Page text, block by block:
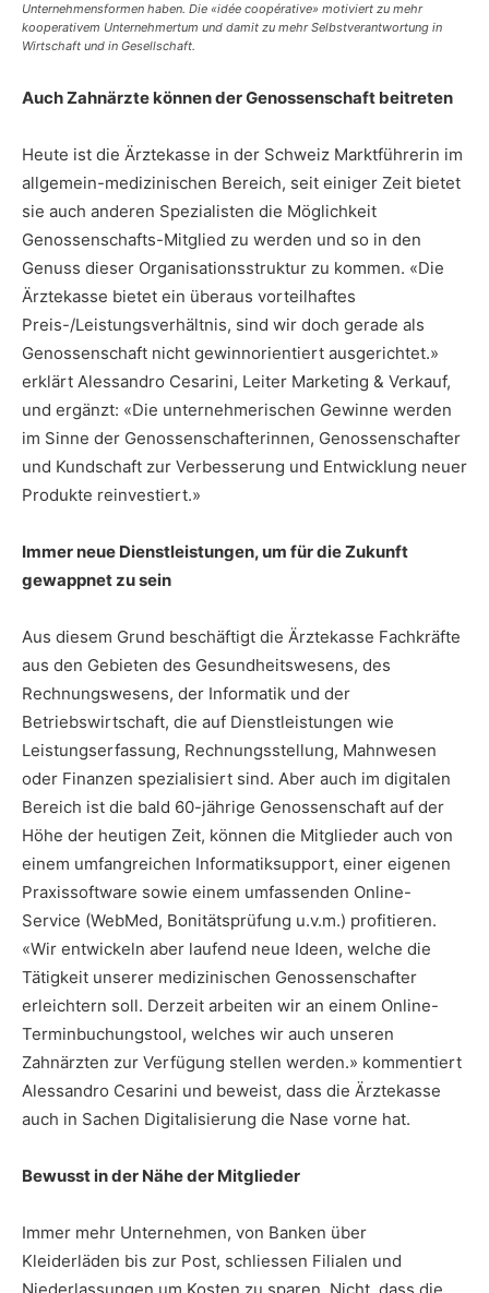
Unternehmensformen haben. Die «idée coopérative» motiviert zu mehr
kooperativem Unternehmertum und damit zu mehr Selbstverantwortung in
Wirtschaft und in Gesellschaft.
Auch Zahnärzte können der Genossenschaft beitreten
Heute ist die Ärztekasse in der Schweiz Marktführerin im
allgemein-medizinischen Bereich, seit einiger Zeit bietet
sie auch anderen Spezialisten die Möglichkeit
Genossenschafts-Mitglied zu werden und so in den
Genuss dieser Organisationsstruktur zu kommen. «Die
Ärztekasse bietet ein überaus vorteilhaftes
Preis-/Leistungsverhältnis, sind wir doch gerade als
Genossenschaft nicht gewinnorientiert ausgerichtet.»
erklärt Alessandro Cesarini, Leiter Marketing & Verkauf,
und ergänzt: «Die unternehmerischen Gewinne werden
im Sinne der Genossenschafterinnen, Genossenschafter
und Kundschaft zur Verbesserung und Entwicklung neuer
Produkte reinvestiert.»
Immer neue Dienstleistungen, um für die Zukunft
gewappnet zu sein
Aus diesem Grund beschäftigt die Ärztekasse Fachkräfte
aus den Gebieten des Gesundheitswesens, des
Rechnungswesens, der Informatik und der
Betriebswirtschaft, die auf Dienstleistungen wie
Leistungserfassung, Rechnungsstellung, Mahnwesen
oder Finanzen spezialisiert sind. Aber auch im digitalen
Bereich ist die bald 60-jährige Genossenschaft auf der
Höhe der heutigen Zeit, können die Mitglieder auch von
einem umfangreichen Informatiksupport, einer eigenen
Praxissoftware sowie einem umfassenden Online-
Service (WebMed, Bonitätsprüfung u.v.m.) profitieren.
«Wir entwickeln aber laufend neue Ideen, welche die
Tätigkeit unserer medizinischen Genossenschafter
erleichtern soll. Derzeit arbeiten wir an einem Online-
Terminbuchungstool, welches wir auch unseren
Zahnärzten zur Verfügung stellen werden.» kommentiert
Alessandro Cesarini und beweist, dass die Ärztekasse
auch in Sachen Digitalisierung die Nase vorne hat.
Bewusst in der Nähe der Mitglieder
Immer mehr Unternehmen, von Banken über
Kleiderläden bis zur Post, schliessen Filialen und